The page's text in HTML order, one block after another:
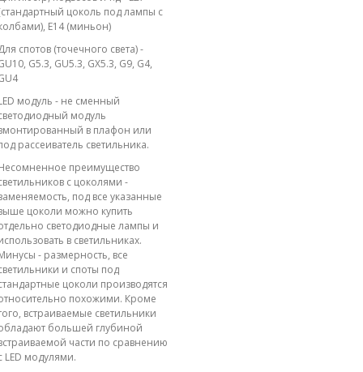
цоколь под лампы с
E14 (миньон)
спотов (точечного света) -
G5.3, GU5.3, GX5.3, G9, G4,
модуль - не сменный
модуль
в плафон или
рассеиватель светильника.
преимущество
с цоколями -
под все указанные
цоколи можно купить
светодиодные лампы и
в светильниках.
- размерность, все
и споты под
цоколи производятся
похожими. Кроме
встраиваемые светильники
большей глубиной
части по сравнению
LED модулями.